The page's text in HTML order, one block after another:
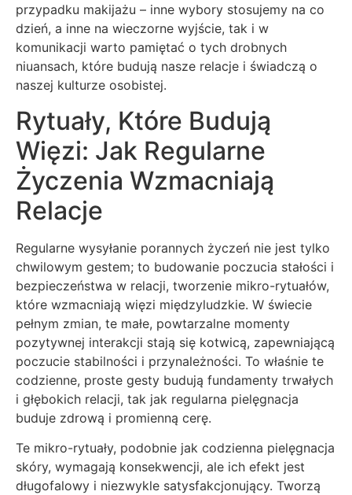
przypadku makijażu – inne wybory stosujemy na co
dzień, a inne na wieczorne wyjście, tak i w
komunikacji warto pamiętać o tych drobnych
niuansach, które budują nasze relacje i świadczą o
naszej kulturze osobistej.
Rytuały, Które Budują
Więzi: Jak Regularne
Życzenia Wzmacniają
Relacje
Regularne wysyłanie porannych życzeń nie jest tylko
chwilowym gestem; to budowanie poczucia stałości i
bezpieczeństwa w relacji, tworzenie mikro-rytuałów,
które wzmacniają więzi międzyludzkie. W świecie
pełnym zmian, te małe, powtarzalne momenty
pozytywnej interakcji stają się kotwicą, zapewniającą
poczucie stabilności i przynależności. To właśnie te
codzienne, proste gesty budują fundamenty trwałych
i głębokich relacji, tak jak regularna pielęgnacja
buduje zdrową i promienną cerę.
Te mikro-rytuały, podobnie jak codzienna pielęgnacja
skóry, wymagają konsekwencji, ale ich efekt jest
długofalowy i niezwykle satysfakcjonujący. Tworzą